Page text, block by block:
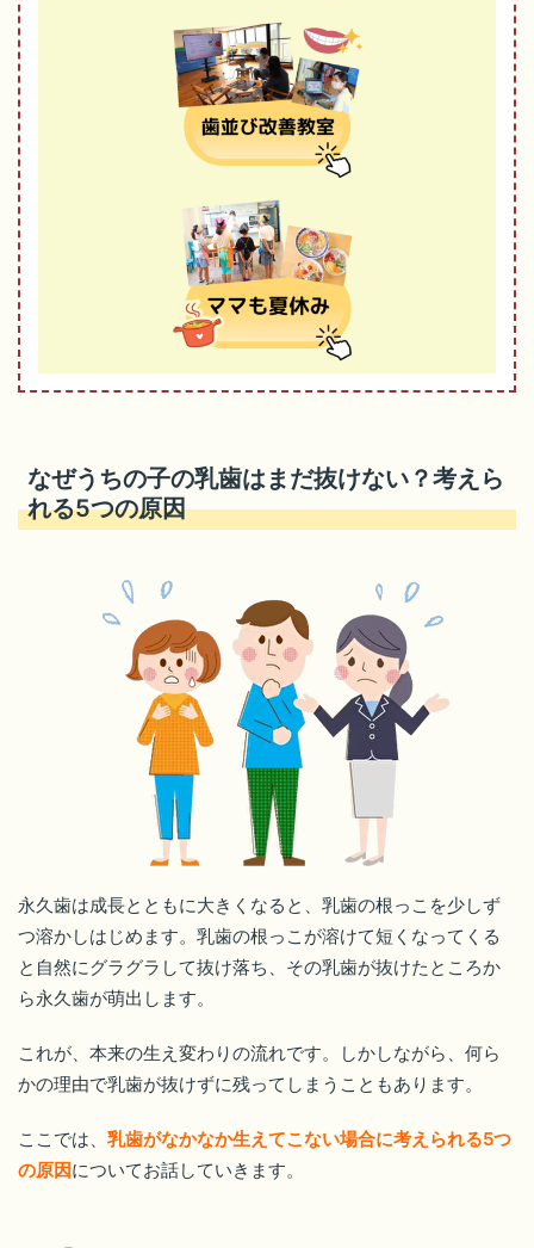
なぜうちの子の乳歯はまだ抜けない？考えら
れる5つの原因
永久歯は成長とともに大きくなると、乳歯の根っこを少しず
つ溶かしはじめます。乳歯の根っこが溶けて短くなってくる
と自然にグラグラして抜け落ち、その乳歯が抜けたところか
ら永久歯が萌出します。
これが、本来の生え変わりの流れです。しかしながら、何ら
かの理由で乳歯が抜けずに残ってしまうこともあります。
ここでは、 乳歯がなかなか生えてこない場合に考えられる5つ
の原因についてお話していきます。